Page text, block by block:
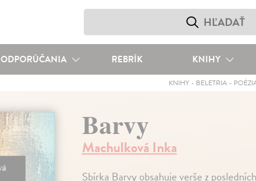
ODPORÚČANIA REBRÍK KNIHY
KNIHY - BELETRIA -
Barvy
Machulková Inka
Sbírka Barvy obsahuje verše z